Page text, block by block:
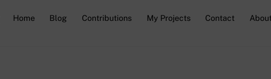
Home Blog Contributions My Projects Contact